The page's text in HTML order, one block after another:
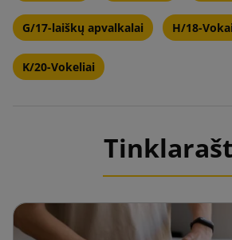
G/17-laiškų apvalkalai H/18-Vokai
K/20-Vokeliai